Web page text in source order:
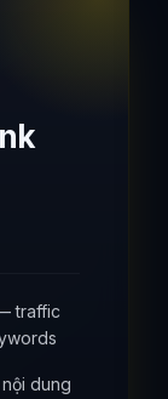
traffic
dung